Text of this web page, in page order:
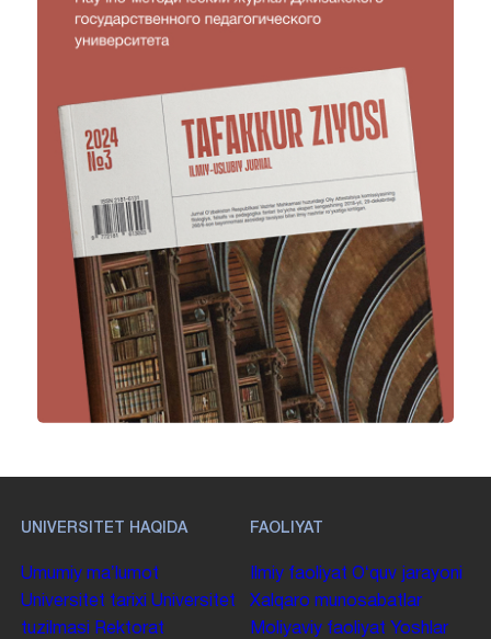
UNIVERSITET HAQIDA
Umumiy maʼlumot
Universitet tarixi Universitet
tuzilmasi
Rektorat
FAOLIYAT
Ilmiy faoliyat Oʻquv jarayoni
Xalqaro munosabatlar
Moliyaviy faoliyat Yoshlar